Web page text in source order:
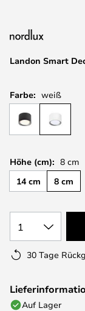
Landon Smart
Farbe: weiß
Höhe (cm): 8 cm
14 cm
8 cm
1
30 Tage
Auf Lager